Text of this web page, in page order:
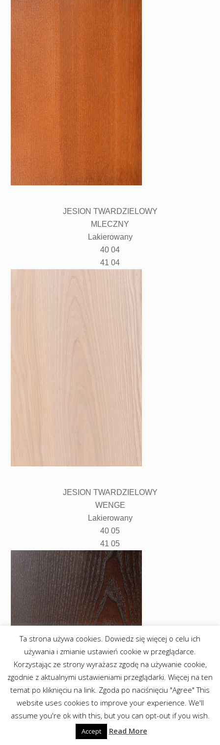
JESION TWARDZIELOWY
MLECZNY
Lakierowany
40 04
41 04
JESION TWARDZIELOWY
WENGE
Lakierowany
40 05
41 05
Ta strona używa cookies. Dowiedz się więcej o celu ich
używania i zmianie ustawień cookie w przeglądarce.
Korzystając ze strony wyrażasz zgodę na używanie cookie,
zgodnie z aktualnymi ustawieniami przeglądarki. Więcej na ten
temat po kliknięciu na link. Zgoda po naciśnięciu "Agree" This
website uses cookies to improve your experience. We'll
assume you're ok with this, but you can opt-out if you wish.
Accept Read More